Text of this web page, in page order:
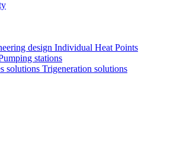
design Individual Heat Points
stations
solutions Trigeneration solutions